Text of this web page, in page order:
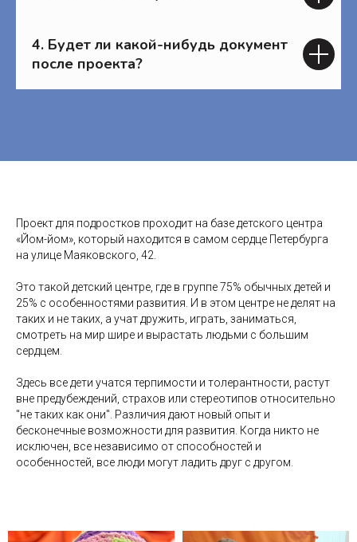
4. Будет ли какой-нибудь документ
после проекта?
Проект для подростков проходит на базе детского центра
«Йом-йом», который находится в самом сердце Петербурга
на улице Маяковского, 42.
Это такой детский центре, где в группе 75% обычных детей и
25% с особенностями развития. И в этом центре не делят на
таких и не таких, а учат дружить, играть, заниматься,
смотреть на мир шире и вырастать людьми с большим
сердцем.
Здесь все дети учатся терпимости и толерантности, растут
вне предубеждений, страхов или стереотипов относительно
"не таких как они". Различия дают новый опыт и
бесконечные возможности для развития. Когда никто не
исключен, все независимо от способностей и
особенностей, все люди могут ладить друг с другом.